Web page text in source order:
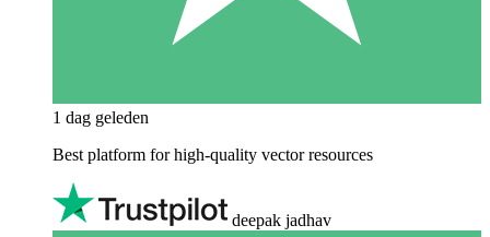
1 dag geleden
Best platform for high-quality vector resources
deepak jadhav